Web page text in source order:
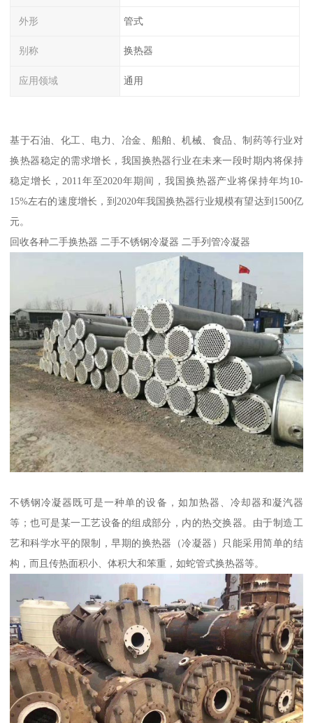
外形 管式
别称 换热器
应用领域 通用
基于石油、化工、电力、冶金、船舶、机械、食品、制药等行业对
换热器稳定的需求增长，我国换热器行业在未来一段时期内将保持
稳定增长，2011年至2020年期间，我国换热器产业将保持年均10-
15%左右的速度增长，到2020年我国换热器行业规模有望达到1500亿
元。
回收各种二手换热器 二手不锈钢冷凝器 二手列管冷凝器
不锈钢冷凝器既可是一种单的设备，如加热器、冷却器和凝汽器
等；也可是某一工艺设备的组成部分，内的热交换器。由于制造工
艺和科学水平的限制，早期的换热器（冷凝器）只能采用简单的结
构，而且传热面积小、体积大和笨重，如蛇管式换热器等。